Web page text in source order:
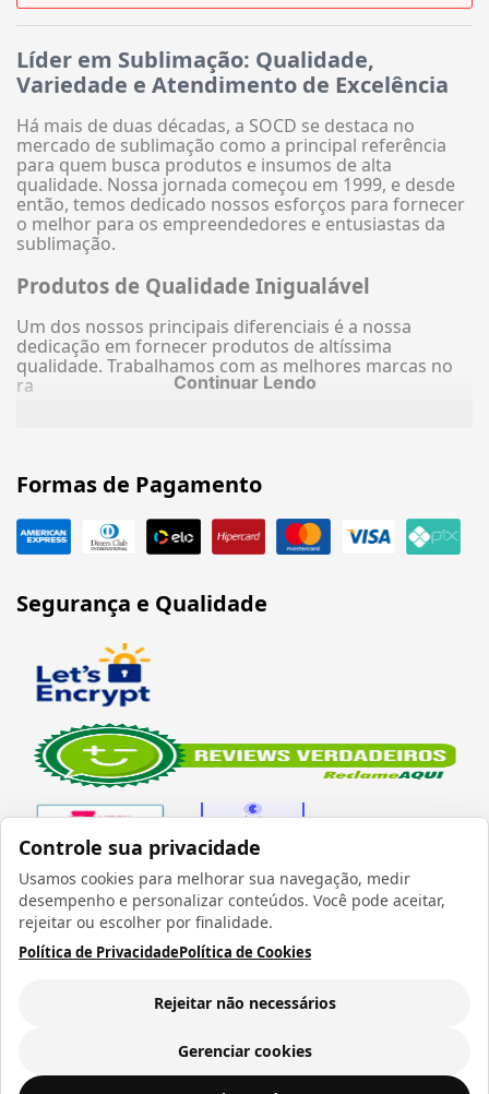
Controle sua privacidade
Usamos cookies para melhorar sua navegação, medir
desempenho e personalizar conteúdos. Você pode aceitar,
rejeitar ou escolher por finalidade.
Política de PrivacidadePolítica de Cookies
Rejeitar não necessários
Gerenciar cookies
Líder em Sublimação: Qualidade,
Variedade e Atendimento de Excelência
Há mais de duas décadas, a SOCD se destaca no
mercado de sublimação como a principal referência
para quem busca produtos e insumos de alta
qualidade. Nossa jornada começou em 1999, e desde
então, temos dedicado nossos esforços para fornecer
o melhor para os empreendedores e entusiastas da
sublimação.
Produtos de Qualidade Inigualável
Um dos nossos principais diferenciais é a nossa
dedicação em fornecer produtos de altíssima
qualidade. Trabalhamos com as melhores marcas no
ra
Continuar Lendo
Formas de Pagamento
Segurança e Qualidade
Verificada por
COMÉRCIO LTDA EPP | CNPJ: 07.686.203/0001-22